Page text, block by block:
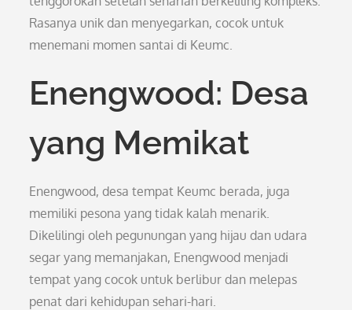
Rasanya unik dan menyegarkan, cocok untuk
menemani momen santai di Keumc.
Enengwood: Desa
yang Memikat
Enengwood, desa tempat Keumc berada, juga
memiliki pesona yang tidak kalah menarik.
Dikelilingi oleh pegunungan yang hijau dan udara
segar yang memanjakan, Enengwood menjadi
tempat yang cocok untuk berlibur dan melepas
penat dari kehidupan sehari-hari.